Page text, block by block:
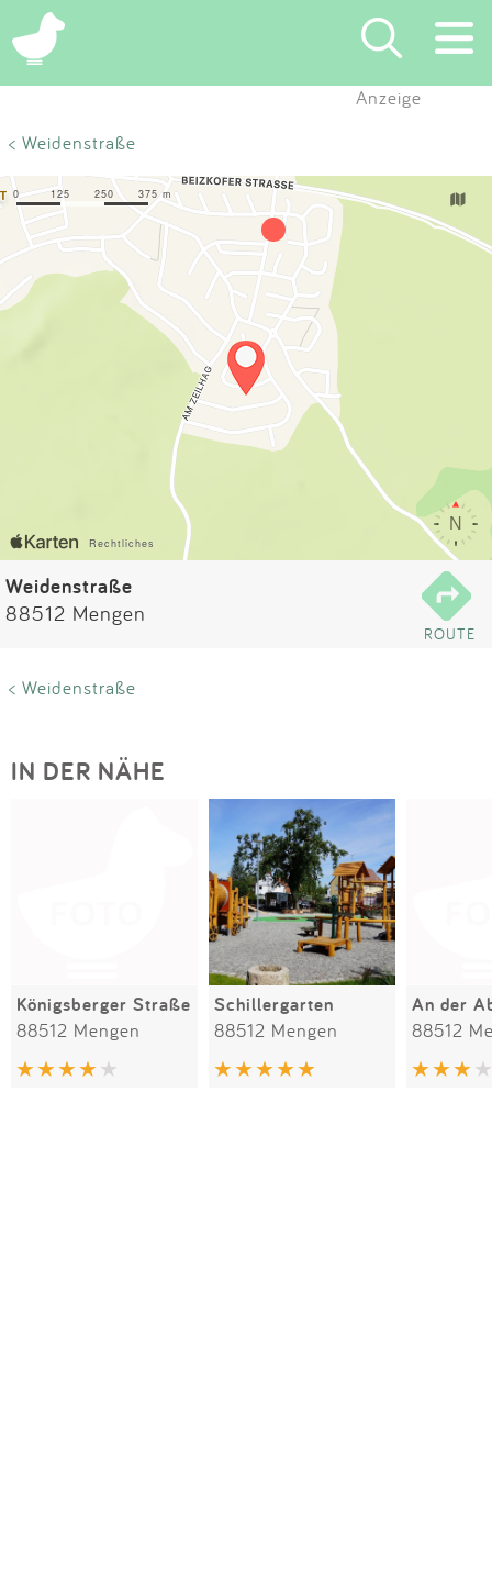
×
Eintragen
App
Blog
Partner
Kontakt
Impressum
Anzeige
< Weidenstraße
Weidenstraße
88512 Mengen
ROUTE
< Weidenstraße
IN DER NÄHE
Königsberger Straße
88512 Mengen
Schillergarten
88512 Mengen
An der
88512